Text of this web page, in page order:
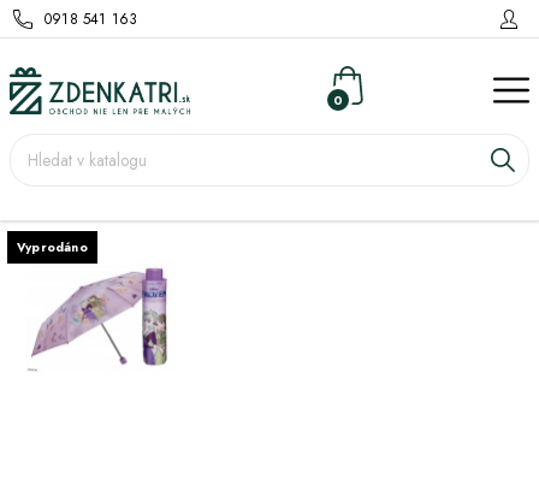
0918 541 163
0
Vyprodáno